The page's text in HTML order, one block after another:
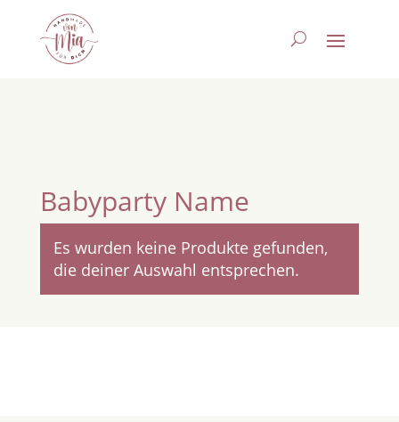
Babyparty Name
Es wurden keine Produkte gefunden,
die deiner Auswahl entsprechen.